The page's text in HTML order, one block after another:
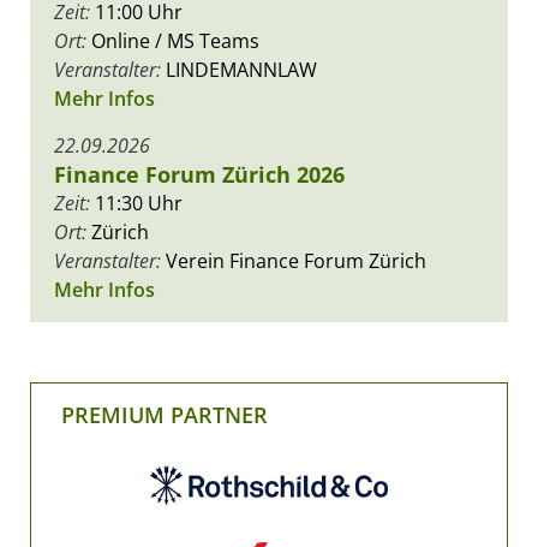
Zeit: 11:00 Uhr
Ort: Online / MS Teams
Veranstalter: LINDEMANNLAW
Mehr Infos
22.09.2026
Finance Forum Zürich 2026
Zeit: 11:30 Uhr
Ort:Zürich
Veranstalter:Verein Finance Forum Zürich
Mehr Infos
PREMIUM PARTNER